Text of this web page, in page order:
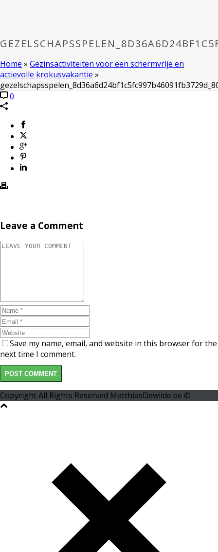
Home » Gezinsactiviteiten voor een schermvrije en
actievolle krokusvakantie »
0
Leave a Comment
Save my name, email, and website in this browser for the
next time I comment.
Copyright All Rights Reserved MatthiasDewilde.be ©